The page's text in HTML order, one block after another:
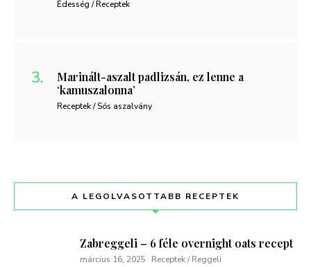
Édesség / Receptek
Marinált-aszalt padlizsán, ez lenne a
‘kamuszalonna’
Receptek / Sós aszalvány
A LEGOLVASOTTABB RECEPTEK
Zabreggeli – 6 féle overnight oats recept
március 16, 2025 Receptek / Reggeli